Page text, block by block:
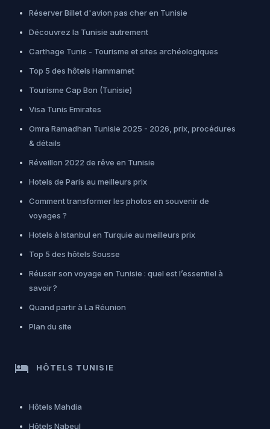
Réserver Billet d'avion pas cher en Tunisie
Découvrez la Tunisie autrement
Carthage Tunis - Tourisme et sites archéologiques
Top 5 des hôtels Hammamet
Tourisme Cap Bon (Tunisie)
Visa Tunis Emirates
Omra Ramadhan Tunisie 2025 - 2026, prix, procédures
& détails
Réveillon 2022 de rêve en Tunisie
Hotels de Paris au meilleurs prix
Comment transformer les photos en souvenir de
voyages ?
Hotels à Istanbul en Turquie au meilleurs prix
Top 5 des hôtels Sousse
Réussir son voyage en Tunisie : quel est l’essentiel à
savoir ?
Quand partir à La Réunion
Plan du site
hotel HÔTELS TUNISIE
Hôtels Mahdia
Hôtels Nabeul